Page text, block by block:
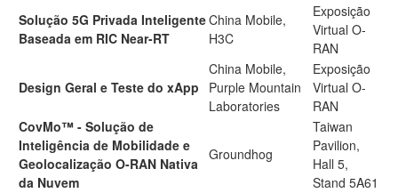
Solução 5G Privada Inteligente
Baseada em RIC Near-RT
China Mobile,
H3C
Exposição
Virtual O-
RAN
Design Geral e Teste do xApp
China Mobile,
Purple Mountain
Laboratories
Exposição
Virtual O-
RAN
CovMo™ - Solução de
Inteligência de Mobilidade e
Geolocalização O-RAN Nativa
da Nuvem
Groundhog
Taiwan
Pavilion,
Hall 5,
Stand 5A61